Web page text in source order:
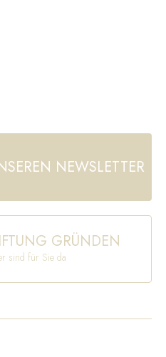
NEWSLETTER
GRÜNDEN
sind für Sie da